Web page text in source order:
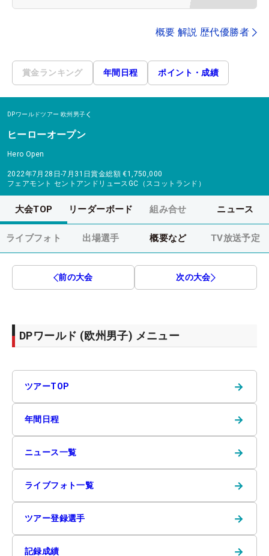
概要 解説 歴代優勝者
賞金ランキング 年間日程 ポイント・成績
DPワールドツアー 欧州男子
ヒーローオープン
Hero Open
2022年7月28日-7月31日賞金総額 €1,750,000
フェアモント セントアンドリュースGC（スコットランド）
大会TOP リーダーボード 組み合せ ニュース
ライブフォト 出場選手 概要など TV放送予定
前の大会 次の大会
DPワールド (欧州男子) メニュー
ツアーTOP →
年間日程 →
ニュース一覧 →
ライブフォト一覧 →
ツアー登録選手 →
記録成績 →